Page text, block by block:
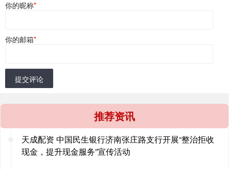
你的昵称*
你的邮箱*
提交评论
推荐资讯
天成配资 中国民生银行济南张庄路支行开展“整治拒收
现金，提升现金服务”宣传活动